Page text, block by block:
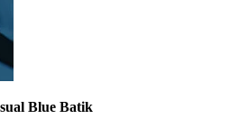
Blue Batik